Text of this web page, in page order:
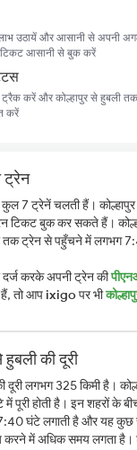
उठायें और आसानी से अपनी
आसानी से बुक करें
करें और कोल्हापुर से हुबली तक
करें
ट्रेन
कुल 7 ट्रेनें चलती हैं।
टिकट बुक कर सकते हैं।
तक ट्रेन से पहुँचने में लगभग
करके अपनी ट्रेन की
हैं, तो आपixigoपर भी
हुबली की दूरी
दूरी लगभग 325 किमी है।
में पूरी होती है। इन शहरों के
घंटे लगाती है और यह
करने में अधिक समय लगता